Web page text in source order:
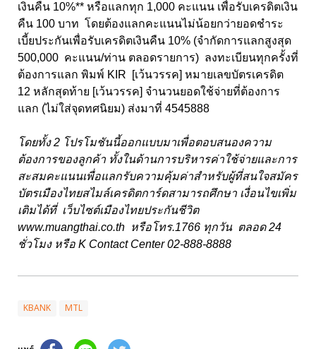
เงินคืน 10%** หรือแลกทุก 1,000 คะแนน เพื่อรับเครดิตเงิน
คืน 100 บาท โดยต้องแลกคะแนนไม่น้อยกว่ายอดชำระ
เบี้ยประกันเพื่อรับเครดิตเงินคืน 10% (จำกัดการแลกสูงสุด
500,000 คะแนน/ท่าน ตลอดรายการ) ลงทะเบียนทุกครั้งที่
ต้องการแลก พิมพ์ KIR [เว้นวรรค] หมายเลขบัตรเครดิต
12 หลักสุดท้าย [เว้นวรรค] จำนวนยอดใช้จ่ายที่ต้องการ
แลก (ไม่ใส่จุดทศนิยม) ส่งมาที่ 4545888
โดยทั้ง 2 โปรโมชันนี้ออกแบบมาเพื่อตอบสนองความ
ต้องการของลูกค้า ทั้งในด้านการบริหารค่าใช้จ่ายและการ
สะสมคะแนนเพื่อแลกรับความคุ้มค่าสำหรับผู้ที่สนใจสมัคร
บัตรเมืองไทยสไมล์เครดิตการ์ดสามารถศึกษา เงื่อนไขเพิ่ม
เติมได้ที่ เว็บไซต์เมืองไทยประกันชีวิต
www.muangthai.co.th หรือโทร.1766 ทุกวัน ตลอด 24
ชั่วโมง หรือ K Contact Center 02-888-8888
KBANK MTL